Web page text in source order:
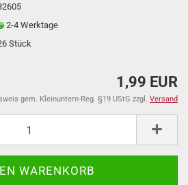
2-4 Werktage
Stück
1,99 EUR
gem. Kleinuntern-Reg. §19 UStG zzgl. Versand